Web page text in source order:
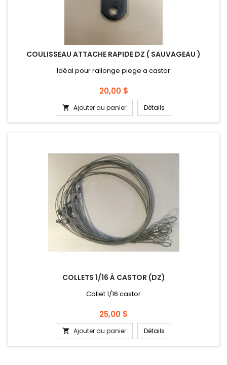
COULISSEAU ATTACHE RAPIDE DZ ( SAUVAGEAU )
Idéal pour rallonge piege a castor
Prix
20,00 $
 Ajouter au panier Détails
COLLETS 1/16 À CASTOR (DZ)
Collet 1/16 castor
Prix
25,00 $
 Ajouter au panier Détails